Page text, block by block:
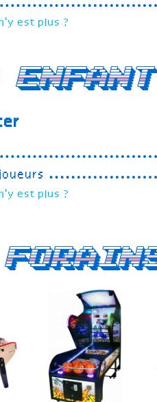
est plus ?
enfant
est plus ?